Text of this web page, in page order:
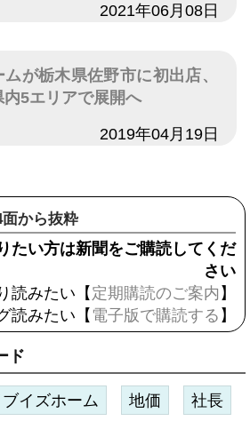
2021年06月08日
が栃木県佐野市に初出店、
5エリアで展開へ
2019年04月19日
から抜粋
たい方は新聞をご購読してくだ
さい
読みたい【定期購読のご案内 】
読みたい【 電子版で購読する 】
ド
イズホーム 地価 社長